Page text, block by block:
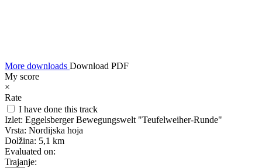
More downloads Download PDF
My score
×
Rate
I have done this track
Izlet: Eggelsberger Bewegungswelt "Teufelweiher-Runde"
Vrsta: Nordijska hoja
Dolžina: 5,1 km
Evaluated on:
Trajanje: